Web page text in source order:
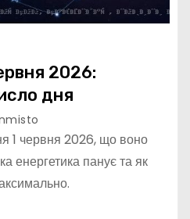
2026:
дня
1 червня 2026, що воно
енергетика панує та як